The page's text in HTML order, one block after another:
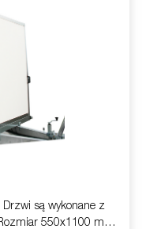
są wykonane z
550x1100 mm